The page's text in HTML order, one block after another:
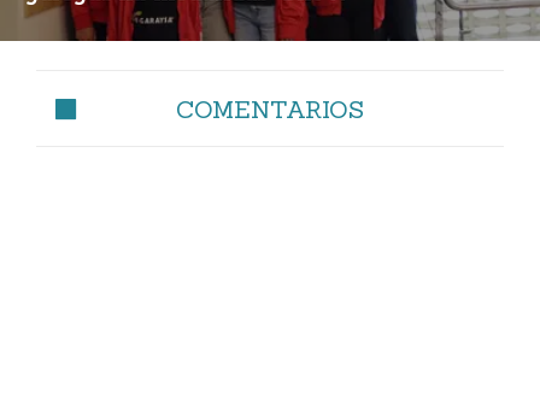
COMENTARIOS